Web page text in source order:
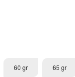
60 gr 65 gr